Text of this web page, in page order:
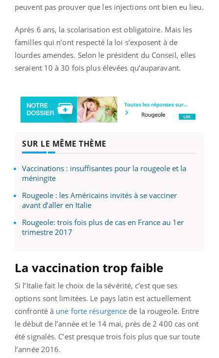
peuvent pas prouver que les injections ont bien eu lieu.
Après 6 ans, la scolarisation est obligatoire. Mais les
familles qui n’ont respecté la loi s’exposent à de
lourdes amendes. Selon le président du Conseil, elles
seraient 10 à 30 fois plus élevées qu’auparavant.
SUR LE MÊME THÈME
Vaccinations : insuffisantes pour la rougeole et la
méningite
Rougeole : les Américains invités à se vacciner
avant d’aller en Italie
Rougeole: trois fois plus de cas en France au 1er
trimestre 2017
La vaccination trop faible
Si l’Italie fait le choix de la sévérité, c’est que ses
options sont limitées. Le pays latin est actuellement
confronté à une forte résurgence de la rougeole. Entre
le début de l’année et le 14 mai, près de 2 400 cas ont
été signalés. C’est presque trois fois plus que sur toute
l’année 2016.